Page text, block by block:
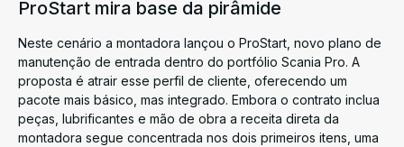
ProStart mira base da pirâmide
Neste cenário a montadora lançou o ProStart, novo plano de
manutenção de entrada dentro do portfólio Scania Pro. A
proposta é atrair esse perfil de cliente, oferecendo um
pacote mais básico, mas integrado. Embora o contrato inclua
peças, lubrificantes e mão de obra a receita direta da
montadora segue concentrada nos dois primeiros itens, uma